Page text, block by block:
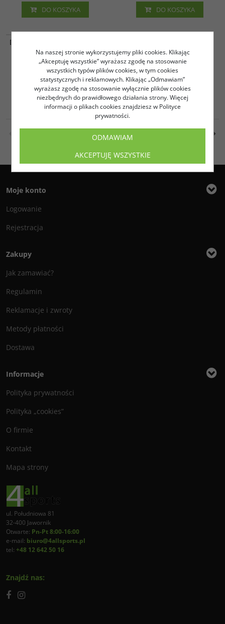
DO KOSZYKA DO KOSZYKA
DRABINKA GIMNASTYCZNA
POJEDYNCZA WYS. 2,50M;
SZER. 0,90M
962.00PLN
DO KOSZYKA
1 2
Moje konto
Logowanie
Rejestracja
Zakupy
Jak zamawiać?
Regulamin
Reklamacje i zwroty
Metody płatności
Dostawa
Informacje
Polityka prywatności
Polityka „cookies”
O firmie
Kontakt
Mapa strony
ul. Południowa 81
32-400 Jawornik
Otwarte: Pn-Pt 8:00-16:00
e-mail: biuro@4allsports.pl
tel: +48 12 642 50 16
Znajdź nas:
Na naszej stronie wykorzystujemy pliki cookies. Klikając
„Akceptuję wszystkie” wyrażasz zgodę na stosowanie
wszystkich typów plików cookies, w tym cookies
statystycznych i reklamowych. Klikając „Odmawiam”
wyrażasz zgodę na stosowanie wyłącznie plików cookies
niezbędnych do prawidłowego działania strony. Więcej
informacji o plikach cookies znajdziesz w Polityce
prywatności.
ODMAWIAM
AKCEPTUJĘ WSZYSTKIE